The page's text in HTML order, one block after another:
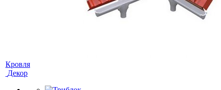
Кровля
Декор